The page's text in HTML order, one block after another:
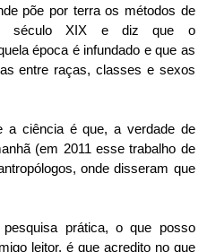
põe por terra os métodos de
século XIX e diz que o
época é infundado e que as
entre raças, classes e sexos
a ciência é que, a verdade de
(em 2011 esse trabalho de
onde disseram que
prática, o que posso
leitor, é que acredito no que